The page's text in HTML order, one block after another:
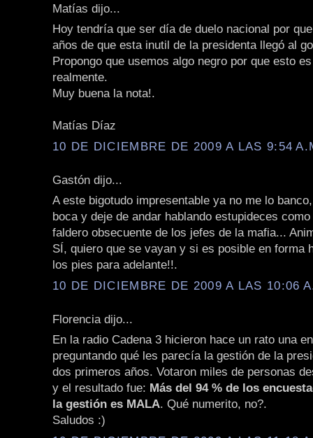
Matías dijo...
Hoy tendría que ser día de duelo nacional por
años de que esta inutil de la presidenta llegó al
Propongo que usemos algo negro por que esto
realmente.
Muy buena la nota!.
Matías Díaz
10 DE DICIEMBRE DE 2009 A LAS 9:54
Gastón dijo...
A este bigotudo impresentable ya no me lo
boca y deje de andar hablando estupideces
faldero obsecuente de los jefes de la mafia...
SÍ, quiero que se vayan y si es posible en forma
los pies para adelante!!.
10 DE DICIEMBRE DE 2009 A LAS 10:06
Florencia dijo...
En la radio Cadena 3 hicieron hace un rato una
preguntando qué les parecía la gestión de la
dos primeros años. Votaron miles de personas
y el resultado fue: Más del 94 % de los
la gestión es MALA. Qué numerito, no?.
Saludos :)